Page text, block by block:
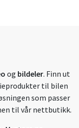
og bildeler. Finn ut
til bilen
som passer
til vår nettbutikk.